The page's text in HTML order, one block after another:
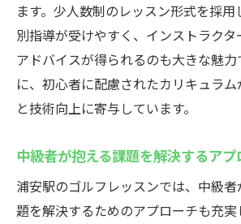
ます。少人数制のレッスン形式を採
別指導が受けやすく、インストラク
アドバイスが得られるのも大きな魅力
に、初心者に配慮されたカリキュラ
と技術向上に寄与しています。
中級者が抱える課題を解決するアプ
浦安駅のゴルフレッスンでは、中級
題を解決するためのアプローチも充実